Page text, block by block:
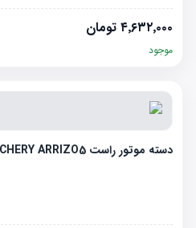
۴٬۶۳۲٬۰۰۰ تومان
موجود
دسته موتور راست CHERY ARRIZO5